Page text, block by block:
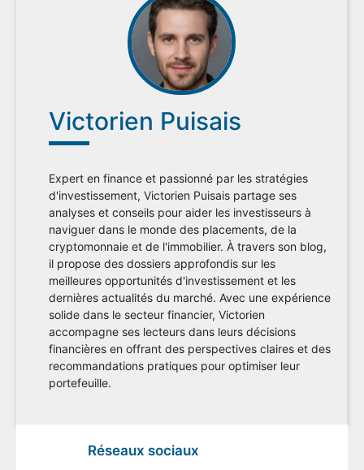
Victorien Puisais
Expert en finance et passionné par les stratégies
d'investissement, Victorien Puisais partage ses
analyses et conseils pour aider les investisseurs à
naviguer dans le monde des placements, de la
cryptomonnaie et de l'immobilier. À travers son blog,
il propose des dossiers approfondis sur les
meilleures opportunités d'investissement et les
dernières actualités du marché. Avec une expérience
solide dans le secteur financier, Victorien
accompagne ses lecteurs dans leurs décisions
financières en offrant des perspectives claires et des
recommandations pratiques pour optimiser leur
portefeuille.
Réseaux sociaux